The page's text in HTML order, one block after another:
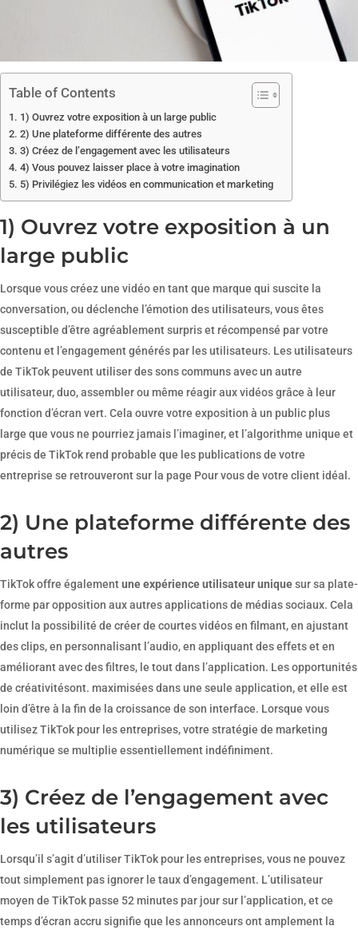
Table of Contents
1) Ouvrez votre exposition à un large public
2) Une plateforme différente des autres
3) Créez de l’engagement avec les utilisateurs
4) Vous pouvez laisser place à votre imagination
5) Privilégiez les vidéos en communication et marketing
1) Ouvrez votre exposition à un
large public
Lorsque vous créez une vidéo en tant que marque qui suscite la
conversation, ou déclenche l’émotion des utilisateurs, vous êtes
susceptible d’être agréablement surpris et récompensé par votre
contenu et l’engagement générés par les utilisateurs. Les utilisateurs
de TikTok peuvent utiliser des sons communs avec un autre
utilisateur, duo, assembler ou même réagir aux vidéos grâce à leur
fonction d’écran vert. Cela ouvre votre exposition à un public plus
large que vous ne pourriez jamais l’imaginer, et l’algorithme unique et
précis de TikTok rend probable que les publications de votre
entreprise se retrouveront sur la page Pour vous de votre client idéal.
2) Une plateforme différente des
autres
TikTok offre égalementune expérience utilisateur uniquesur sa plate-
forme par opposition aux autres applications de médias sociaux. Cela
inclut la possibilité de créer de courtes vidéos en filmant, en ajustant
des clips, en personnalisant l’audio, en appliquant des effets et en
améliorant avec des filtres, le tout dans l’application. Les opportunités
de créativitésont. maximisées dans une seule application, et elle est
loin d’être à la fin de la croissance de son interface. Lorsque vous
utilisez TikTok pour les entreprises, votre stratégie de marketing
numérique se multiplie essentiellement indéfiniment.
3) Créez de l’engagement avec
les utilisateurs
Lorsqu’il s’agit d’utiliser TikTok pour les entreprises, vous ne pouvez
tout simplement pas ignorer le taux d’engagement. L’utilisateur
moyen de TikTok passe 52 minutes par jour sur l’application, et ce
temps d’écran accru signifie que les annonceurs ont amplement la